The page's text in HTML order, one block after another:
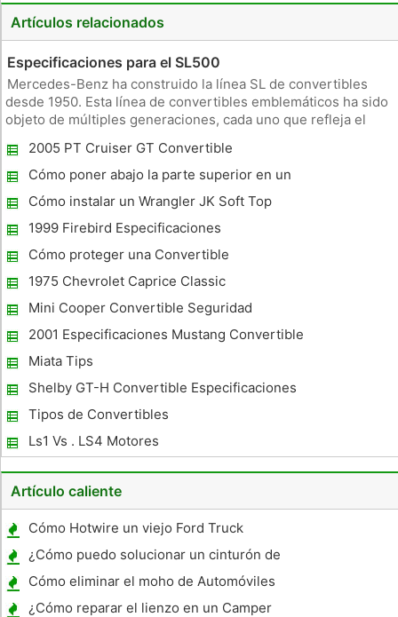
Artículos relacionados
Especificaciones para el SL500
Mercedes-Benz ha construido la línea SL de convertibles
desde 1950. Esta línea de convertibles emblemáticos ha sido
objeto de múltiples generaciones, cada uno que refleja el
construido entre 2003 y 2008, tras lo cual el modelo fue
sustitui
2005 PT Cruiser GT Convertible
Especificaciones
Cómo poner abajo la parte superior en un
Sebring Convertible 2008
Cómo instalar un Wrangler JK Soft Top
1999 Firebird Especificaciones
Cómo proteger una Convertible
1975 Chevrolet Caprice Classic
Especificaciones Convertible
Mini Cooper Convertible Seguridad
2001 Especificaciones Mustang Convertible
Miata Tips
Shelby GT-H Convertible Especificaciones
Tipos de Convertibles
Ls1 Vs . LS4 Motores
Artículo caliente
Cómo Hotwire un viejo Ford Truck
¿Cómo puedo solucionar un cinturón de
seguridad en un Ford Ranger 1992?
Cómo eliminar el moho de Automóviles
¿Cómo reparar el lienzo en un Camper